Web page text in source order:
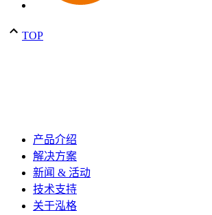
TOP
产品介绍
解决方案
新闻 & 活动
技术支持
关于泓格